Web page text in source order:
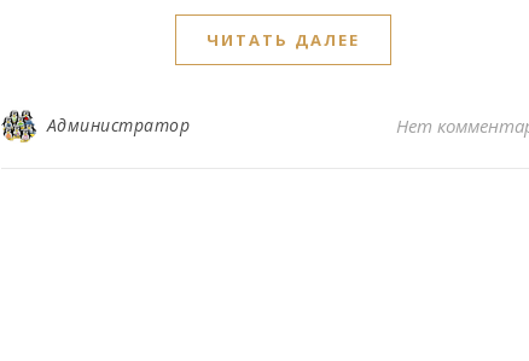
ЧИТАТЬ ДАЛЕЕ
Администратор Нет